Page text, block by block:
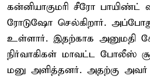
கன்னியாகுமரி சீரோ
ரோடுஷோ செல்கிறார்.
உள்ளார். இதற்காக அனுமதி
நிர்வாகிகள் மாவட்ட போலீஸ்
மனு அளித்தனர். அதற்கு அவர்